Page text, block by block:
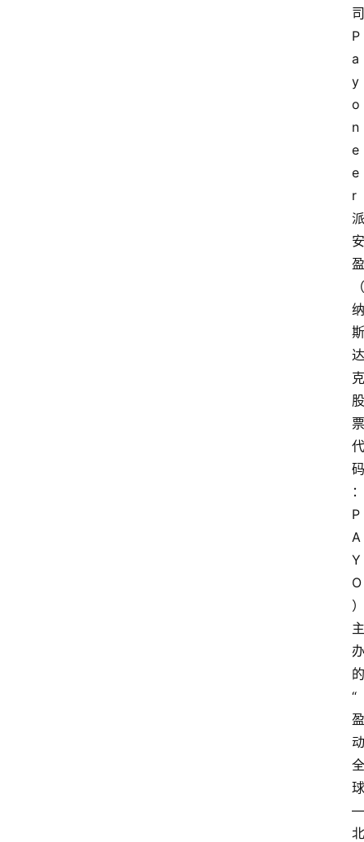
司
P
a
y
o
n
e
e
r
派
安
盈
（
纳
斯
达
克
股
票
代
码
：
P
A
Y
O
）
主
办
的
“
盈
动
全
球
—
北